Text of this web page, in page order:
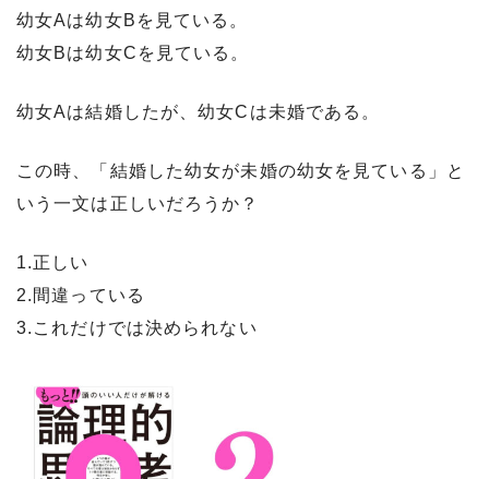
幼女Aは幼女Bを見ている。
幼女Bは幼女Cを見ている。
幼女Aは結婚したが、幼女Cは未婚である。
この時、「結婚した幼女が未婚の幼女を見ている」と
いう一文は正しいだろうか？
1.正しい
2.間違っている
3.これだけでは決められない